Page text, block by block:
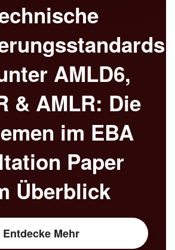
AMLD6,
& AMLR: Die
im EBA
Paper
Überblick
Entdecke Mehr